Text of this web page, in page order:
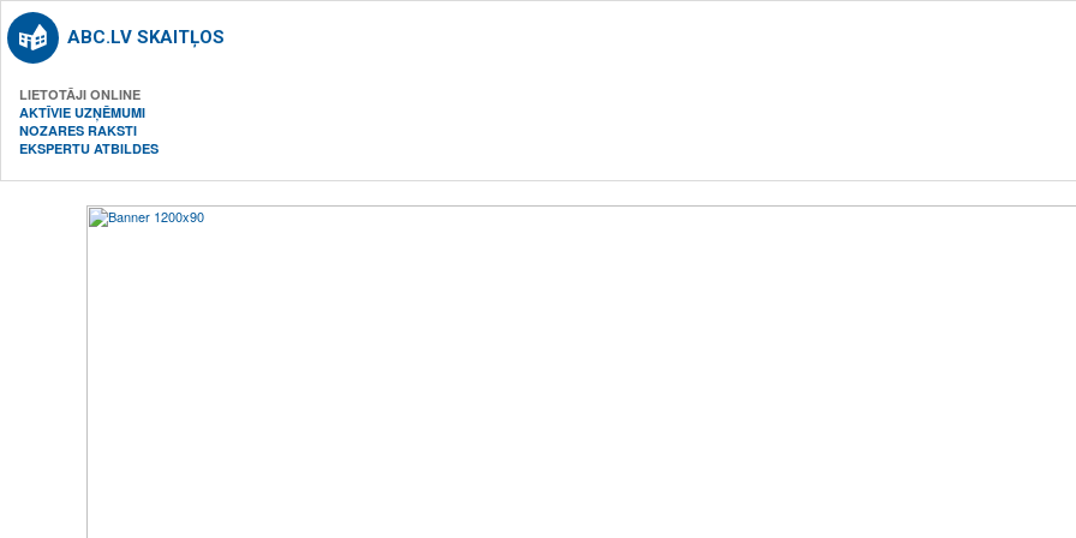
ABC.LV SKAITĻOS
LIETOTĀJI ONLINE
AKTĪVIE UZŅĒMUMI
NOZARES RAKSTI
EKSPERTU ATBILDES